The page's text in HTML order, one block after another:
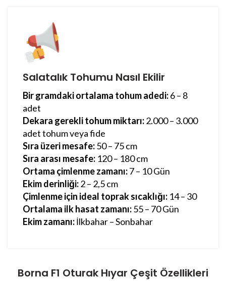
Salatalık Tohumu Nasıl Ekilir
Bir gramdaki ortalama tohum adedi:6 – 8
adet
Dekara gerekli tohum miktarı:2.000 – 3.000
adet tohum veya fide
Sıra üzeri mesafe:50 – 75 cm
Sıra arası mesafe: 120 – 180 cm
Ortama çimlenme zamanı:7 – 10 Gün
Ekim derinliği:2 – 2,5 cm
Çimlenme için ideal toprak sıcaklığı: 14 – 30
Ortalama ilk hasat zamanı:55 – 70 Gün
Ekim zamanı:İlkbahar – Sonbahar
Borna F1 Oturak Hıyar Çeşit Özellikleri